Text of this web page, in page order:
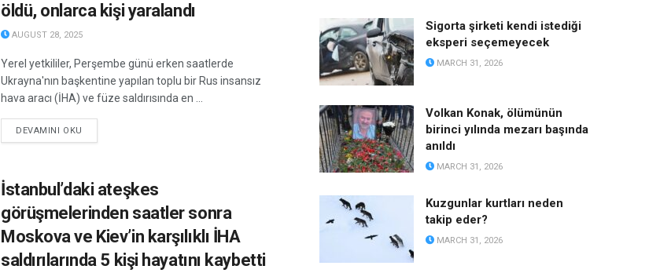
öldü, onlarca kişi yaralandı
AUGUST 28, 2025
Yerel yetkililer, Perşembe günü erken saatlerde
Ukrayna'nın başkentine yapılan toplu bir Rus insansız
hava aracı (İHA) ve füze saldırısında en ...
DEVAMINI OKU
İstanbul’daki ateşkes
görüşmelerinden saatler sonra
Moskova ve Kiev’in karşılıklı İHA
saldırılarında 5 kişi hayatını kaybetti
Sigorta şirketi kendi istediği
eksperi seçemeyecek
MARCH 31, 2026
Volkan Konak, ölümünün
birinci yılında mezarı başında
anıldı
MARCH 31, 2026
Kuzgunlar kurtları neden
takip eder?
MARCH 31, 2026